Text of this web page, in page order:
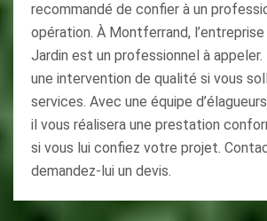
recommandé de confier à un
opération. À Montferrand,
Jardin est un professionnel à appeler.
une intervention de qualité si vous
services. Avec une équipe
il vous réalisera une prestation
si vous lui confiez votre projet.
demandez-lui un devis.